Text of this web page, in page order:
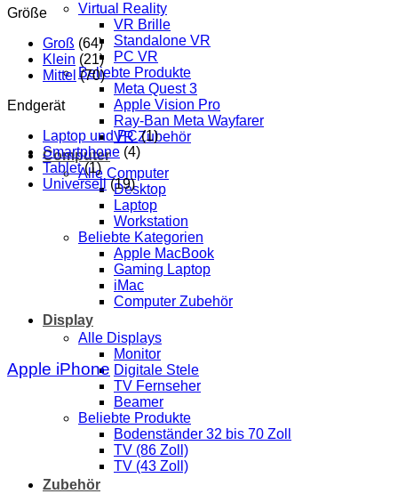
Virtual Reality
VR Brille
Standalone VR
PC VR
Beliebte Produkte
Meta Quest 3
Apple Vision Pro
Ray-Ban Meta Wayfarer
VR Zubehör
Computer
Alle Computer
Desktop
Laptop
Workstation
Beliebte Kategorien
Apple MacBook
Gaming Laptop
iMac
Computer Zubehör
Display
Alle Displays
Monitor
Digitale Stele
TV Fernseher
Beamer
Beliebte Produkte
Bodenständer 32 bis 70 Zoll
TV (86 Zoll)
TV (43 Zoll)
Zubehör
Größe
Groß (64)
Klein (21)
Mittel (70)
Endgerät
Laptop und PC (1)
Smartphone (4)
Tablet (1)
Universell (19)
Apple iPhone